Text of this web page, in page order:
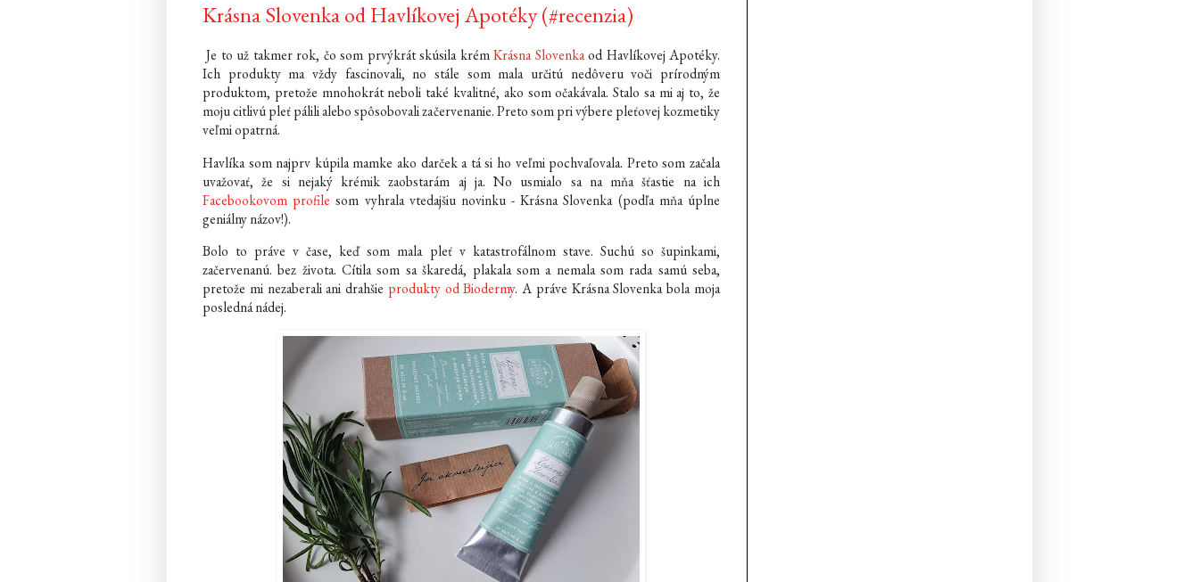
Krásna Slovenka od Havlíkovej Apotéky (#recenzia)
Je to už takmer rok, čo som prvýkrát skúsila krémKrásna Slovenkaod Havlíkovej Apotéky.
Ich produkty ma vždy fascinovali, no stále som mala určitú nedôveru voči prírodným
produktom, pretože mnohokrát neboli také kvalitné, ako som očakávala. Stalo sa mi aj to, že
moju citlivú pleť pálili alebo spôsobovali začervenanie. Preto som pri výbere pleťovej kozmetiky
veľmi opatrná.
Havlíka som najprv kúpila mamke ako darček a tá si ho veľmi pochvaľovala. Preto som začala
uvažovať, že si nejaký krémik zaobstarám aj ja. No usmialo sa na mňa šťastie na ich
Facebookovom profile som vyhrala vtedajšiu novinku - Krásna Slovenka (podľa mňa úplne
geniálny názov!).
Bolo to práve v čase, keď som mala pleť v katastrofálnom stave. Suchú so šupinkami,
začervenanú. bez života. Cítila som sa škaredá, plakala som a nemala som rada samú seba,
pretože mi nezaberali ani drahšie produkty od Biodermy. A práve Krásna Slovenka bola moja
posledná nádej.